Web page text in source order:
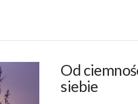
Od
siebie